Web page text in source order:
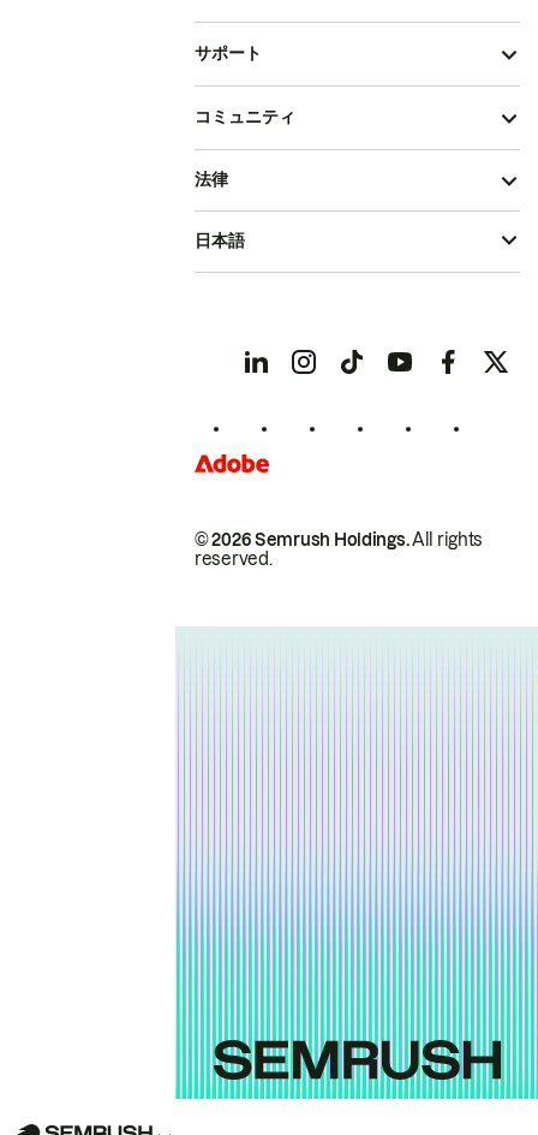
サポート
コミュニティ
© 2026 Semrush Holdings.All rights
reserved.
法律
日本語